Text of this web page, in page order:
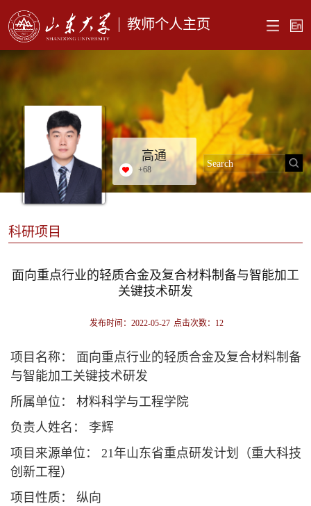
教师个人主页
高通
+68
科研项目
面向重点行业的轻质合金及复合材料制备与智能加工
关键技术研发
发布时间：2022-05-27 点击次数： 12
项目名称： 面向重点行业的轻质合金及复合材料制备
与智能加工关键技术研发
所属单位： 材料科学与工程学院
负责人姓名： 李辉
项目来源单位： 21年山东省重点研发计划（重大科技
创新工程）
项目性质： 纵向